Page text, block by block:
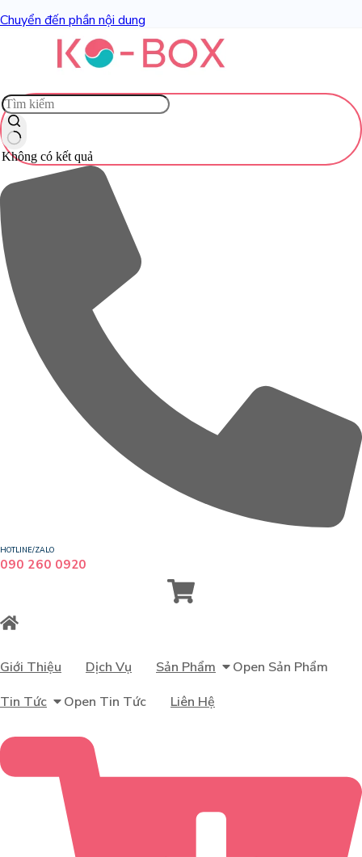
Chuyển đến phần nội dung
Không có kết quả
HOTLINE/ZALO
090 260 0920
Giới Thiệu Dịch Vụ Sản Phẩm
Open Sản Phẩm
Tin Tức
Open Tin Tức Liên Hệ